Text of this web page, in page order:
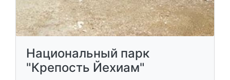
Национальный парк
"Крепость Йехиам"